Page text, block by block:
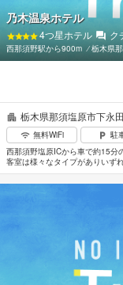
栃木県那須塩原市下永
無料WiFi
駐
西那須野塩原ICから車で約15分
客室は様々なタイプがありいず
カリイオン効果で脂肪や分泌物
野駅まで徒歩約15分。
乃木温泉ホテル
4つ星ホテル ク
西那須野駅から900m ⁄栃木県